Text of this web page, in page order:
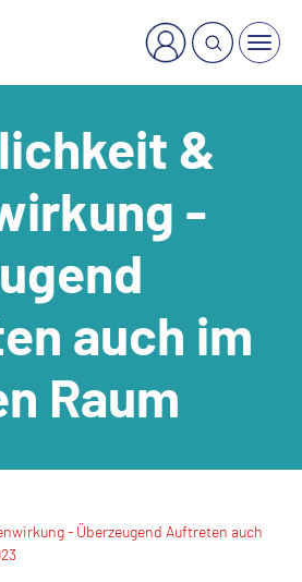
&
-
auch im
Raum
- Überzeugend Auftreten auch